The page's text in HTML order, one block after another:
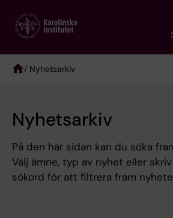
main
/ Nyhetsarkiv
Nyhetsarkiv
På den här sidan kan du söka
Välj ämne, typ av nyhet eller
sökord för att filtrera fram